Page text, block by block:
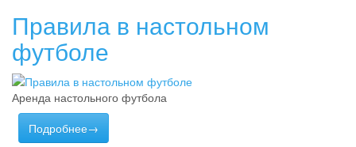
Правила в настольном
футболе
Аренда настольного футбола
Подробнее→